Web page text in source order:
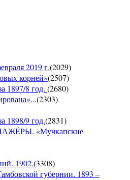
2019 г.(2029)
корней»(2507)
1897/8 год. (2680)
(2303)
1898/9 год.(2831)
«Мучкапские
1902.(3308)
губернии. 1893 –